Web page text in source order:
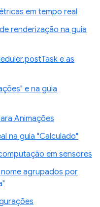
em tempo real
renderização na guia
e as
e na guia
Animações
na guia "Calculado"
em sensores
agrupados por